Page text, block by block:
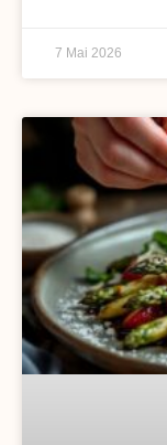
7 Mai 2026